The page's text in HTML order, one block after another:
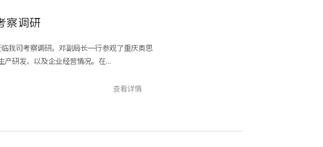
察调研
我司考察调研。邓副局长一行参观了重庆奥思
研发、以及企业经营情况。在...
查看详情